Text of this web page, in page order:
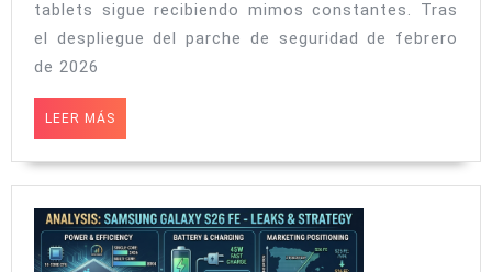
de
tablets sigue recibiendo mimos constantes. Tras
el despliegue del parche de seguridad de febrero
de 2026
LEER MÁS
MÁS